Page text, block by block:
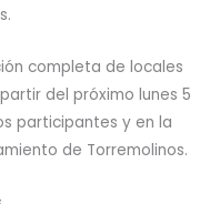
completa de locales
del próximo lunes 5
participantes y en la
de Torremolinos.